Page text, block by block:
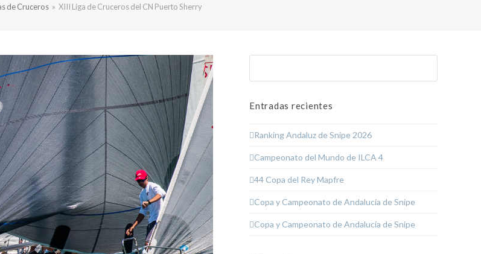
de Cruceros » XIII Liga de Cruceros del CN Puerto Sherry
Entradas recientes
Ranking Andaluz de Snipe 2026
Campeonato del Mundo de ILCA 4
44 Copa del Rey Mapfre
Copa y Campeonato de Andalucía de Snipe
Copa y Campeonato de Andalucía de Snipe